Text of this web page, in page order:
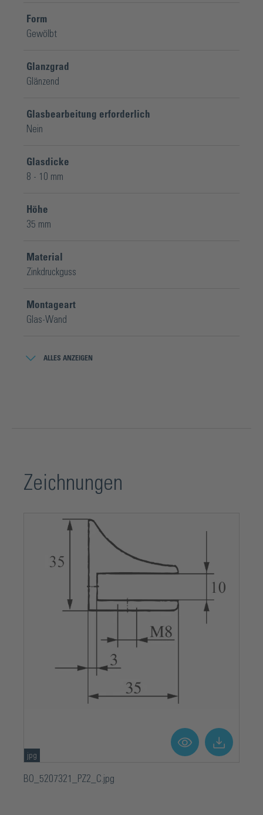
Form
Gewölbt
Glanzgrad
Glänzend
Glasbearbeitung erforderlich
Nein
Glasdicke
8 - 10 mm
Höhe
35 mm
Material
Zinkdruckguss
Montageart
Glas-Wand
Verpackungsinhalt
ALLES ANZEIGEN
Zeichnungen
jpg
BO_5207321_PZ2_C.jpg